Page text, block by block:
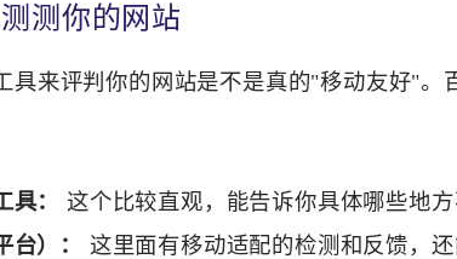
测你的网站
具来评判你的网站是不是真的"移动友好"。
：
这个比较直观，能告诉你具体哪些地方
）：
这里面有移动适配的检测和反馈，